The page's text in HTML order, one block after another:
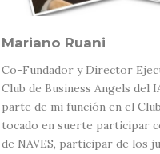
Mariano Ruani
Co-Fundador y Director
Club de Business Angels del
parte de mi función en el
tocado en suerte participar
de NAVES, participar de los